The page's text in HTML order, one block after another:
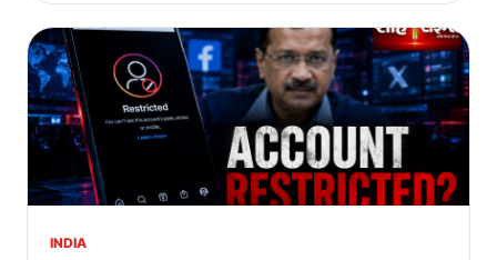
INDIA